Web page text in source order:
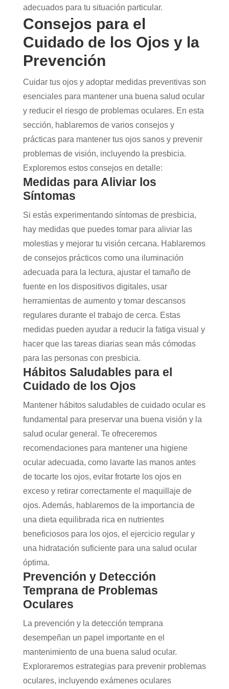
adecuados para tu situación particular.
Consejos para el
Cuidado de los Ojos y la
Prevención
Cuidar tus ojos y adoptar medidas preventivas son
esenciales para mantener una buena salud ocular
y reducir el riesgo de problemas oculares. En esta
sección, hablaremos de varios consejos y
prácticas para mantener tus ojos sanos y prevenir
problemas de visión, incluyendo la presbicia.
Exploremos estos consejos en detalle:
Medidas para Aliviar los
Síntomas
Si estás experimentando síntomas de presbicia,
hay medidas que puedes tomar para aliviar las
molestias y mejorar tu visión cercana. Hablaremos
de consejos prácticos como una iluminación
adecuada para la lectura, ajustar el tamaño de
fuente en los dispositivos digitales, usar
herramientas de aumento y tomar descansos
regulares durante el trabajo de cerca. Estas
medidas pueden ayudar a reducir la fatiga visual y
hacer que las tareas diarias sean más cómodas
para las personas con presbicia.
Hábitos Saludables para el
Cuidado de los Ojos
Mantener hábitos saludables de cuidado ocular es
fundamental para preservar una buena visión y la
salud ocular general. Te ofreceremos
recomendaciones para mantener una higiene
ocular adecuada, como lavarte las manos antes
de tocarte los ojos, evitar frotarte los ojos en
exceso y retirar correctamente el maquillaje de
ojos. Además, hablaremos de la importancia de
una dieta equilibrada rica en nutrientes
beneficiosos para los ojos, el ejercicio regular y
una hidratación suficiente para una salud ocular
óptima.
Prevención y Detección
Temprana de Problemas
Oculares
La prevención y la detección temprana
desempeñan un papel importante en el
mantenimiento de una buena salud ocular.
Exploraremos estrategias para prevenir problemas
oculares, incluyendo exámenes oculares